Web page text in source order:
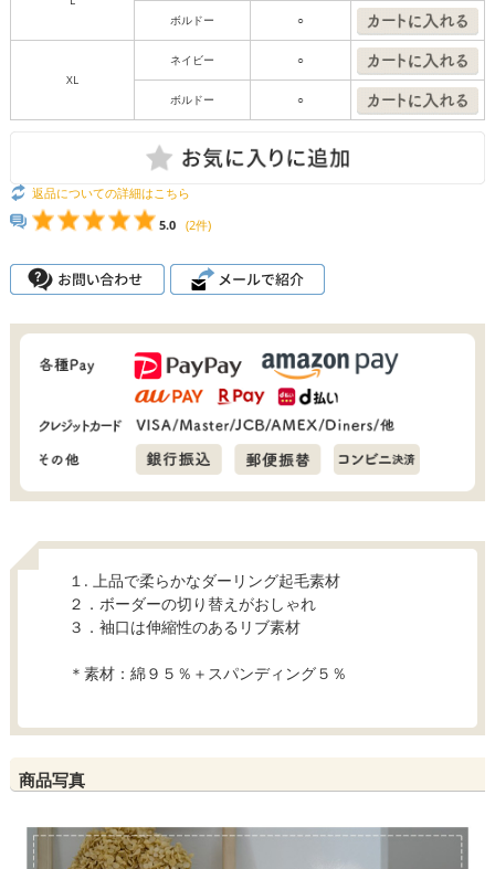
ボルドー ○
XL
ネイビー ○
ボルドー ○
返品についての詳細はこちら
5.0
(2件)
１. 上品で柔らかなダーリング起毛素材
２．ボーダーの切り替えがおしゃれ
３．袖口は伸縮性のあるリブ素材
＊素材：綿９５％＋スパンディング５％
商品写真